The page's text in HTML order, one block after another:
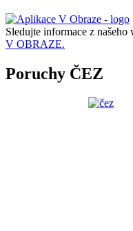
Sledujte informace z našeho
V OBRAZE.
Poruchy ČEZ